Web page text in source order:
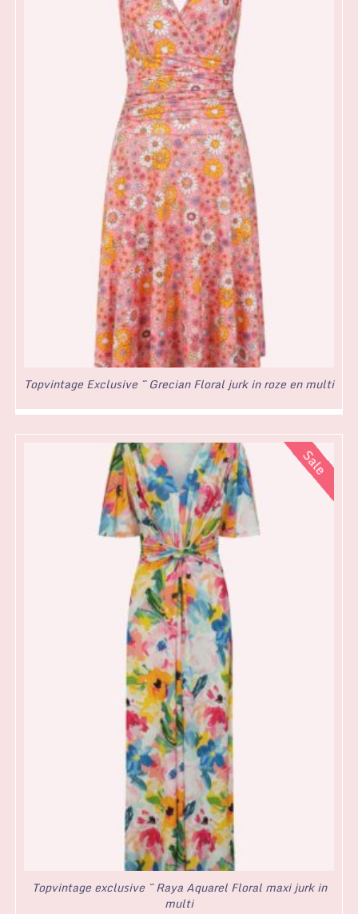
Topvintage Exclusive ~ Grecian Floral jurk in roze en multi
Topvintage exclusive ~ Raya Aquarel Floral maxi jurk in
multi